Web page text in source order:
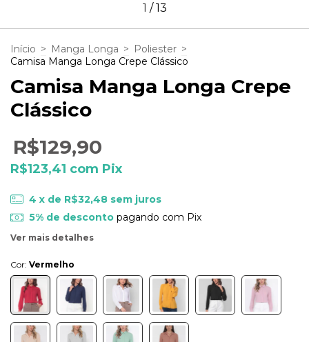
1 /13
Início > Manga Longa > Poliester >
Camisa Manga Longa Crepe Clássico
Camisa Manga Longa Crepe
Clássico
R$129,90
R$123,41 com Pix
4 x de R$32,48 sem juros
5% de descontopagando com Pix
Ver mais detalhes
Cor: Vermelho